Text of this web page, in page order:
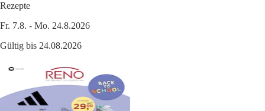
Rezepte
Fr. 7.8. - Mo. 24.8.2026
Gültig bis 24.08.2026